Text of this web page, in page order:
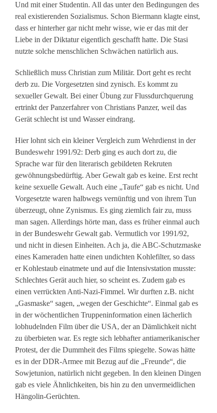
Und mit einer Studentin. All das unter den Bedingungen des
real existierenden Sozialismus. Schon Biermann klagte einst,
dass er hinterher gar nicht mehr wisse, wie er das mit der
Liebe in der Diktatur eigentlich geschafft hatte. Die Stasi
nutzte solche menschlichen Schwächen natürlich aus.
Schließlich muss Christian zum Militär. Dort geht es recht
derb zu. Die Vorgesetzten sind zynisch. Es kommt zu
sexueller Gewalt. Bei einer Übung zur Flussdurchquerung
ertrinkt der Panzerfahrer von Christians Panzer, weil das
Gerät schlecht ist und Wasser eindrang.
Hier lohnt sich ein kleiner Vergleich zum Wehrdienst in der
Bundeswehr 1991/92: Derb ging es auch dort zu, die
Sprache war für den literarisch gebildeten Rekruten
gewöhnungsbedürftig. Aber Gewalt gab es keine. Erst recht
keine sexuelle Gewalt. Auch eine „Taufe“ gab es nicht. Und
Vorgesetzte waren halbwegs vernünftig und von ihrem Tun
überzeugt, ohne Zynismus. Es ging ziemlich fair zu, muss
man sagen. Allerdings hörte man, dass es früher einmal auch
in der Bundeswehr Gewalt gab. Vermutlich vor 1991/92,
und nicht in diesen Einheiten. Ach ja, die ABC-Schutzmaske
eines Kameraden hatte einen undichten Kohlefilter, so dass
er Kohlestaub einatmete und auf die Intensivstation musste:
Schlechtes Gerät auch hier, so scheint es. Zudem gab es
einen verrückten Anti-Nazi-Fimmel. Wir durften z.B. nicht
„Gasmaske“ sagen, „wegen der Geschichte“. Einmal gab es
in der wöchentlichen Truppeninformation einen lächerlich
lobhudelnden Film über die USA, der an Dämlichkeit nicht
zu überbieten war. Es regte sich lebhafter antiamerikanischer
Protest, der die Dummheit des Films spiegelte. Sowas hätte
es in der DDR-Armee mit Bezug auf die „Freunde“, die
Sowjetunion, natürlich nicht gegeben. In den kleinen Dingen
gab es viele Ähnlichkeiten, bis hin zu den unvermeidlichen
Hängolin-Gerüchten.